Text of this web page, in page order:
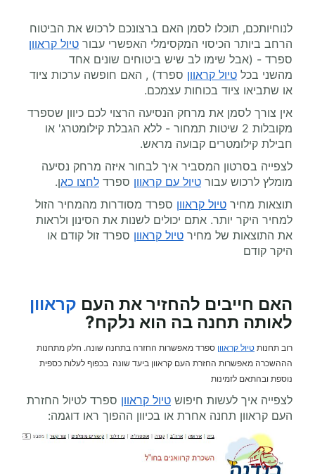
לנוחיותכם, תוכלו לסמן האם ברצונכם לרכוש את הביטוח
הרחב ביותר הכיסוי המקסימלי האפשרי עבור טיול קראוון
ספרד - (אבל שימו לב שיש ביטוחים שונים אחד
מהשני בכל טיול קראוון ספרד) , האם חופשה ערכות ציוד
או שתביאו ציוד בכוחות עצמכם.
אין צורך לסמן את מרחק הנסיעה הרצוי לכם כיוון שספרד
מקובלות 2 שיטות תמחור - ללא הגבלת קילומטרג' או
חבילת קילומטרים קבועה מראש.
לצפייה בסרטון המסביר איך לבחור איזה מרחק נסיעה
מומלץ לרכוש עבור טיול עם קראוון ספרד לחצו כאן.
תוצאות מחיר טיול קראוון ספרד מסודרות מהמחיר הזול
למחיר היקר יותר. אתם יכולים לשנות את הסינון ולראות
את התוצאות של מחיר טיול קראוון ספרד זול קודם או
היקר קודם
האם חייבים להחזיר את העם קראוון
לאותה תחנה בה הוא נלקח?
רוב תחנותטיול קראוון ספרד מאפשרות החזרה בתחנה שונה. חלק מתחנות
הההשכרה מאפשרות החזרת העם קראוון ביעד שונה בכפוף לעלות כספית
נוספת ובהתאם לזמינות
לצפייה איך לעשות חיפוש טיול קראוון ספרד לטיול החזרת
העם קראוון תחנה אחרת או בכיוון ההפוך ראו דוגמה: